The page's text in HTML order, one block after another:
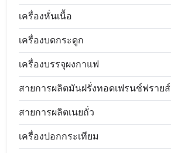
เครื่องหั่นเนื้อ
เครื่องบดกระดูก
เครื่องบรรจุผงกาแฟ
สายการผลิตมันฝรั่งทอดเฟรนช์ฟรายส์
สายการผลิตเนยถั่ว
เครื่องปอกกระเทียม